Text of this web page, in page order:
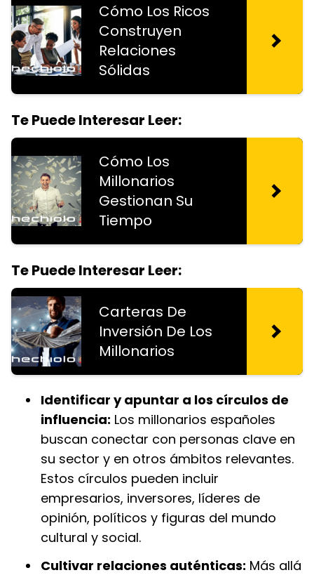
Cómo Los Ricos
Construyen
Relaciones
Sólidas
Te Puede Interesar Leer:
Cómo Los
Millonarios
Gestionan Su
Tiempo
Te Puede Interesar Leer:
Carteras De
Inversión De Los
Millonarios
Identificar y apuntar a los círculos de
influencia: Los millonarios españoles
buscan conectar con personas clave en
su sector y en otros ámbitos relevantes.
Estos círculos pueden incluir
empresarios, inversores, líderes de
opinión, políticos y figuras del mundo
cultural y social.
Cultivar relaciones auténticas: Más allá